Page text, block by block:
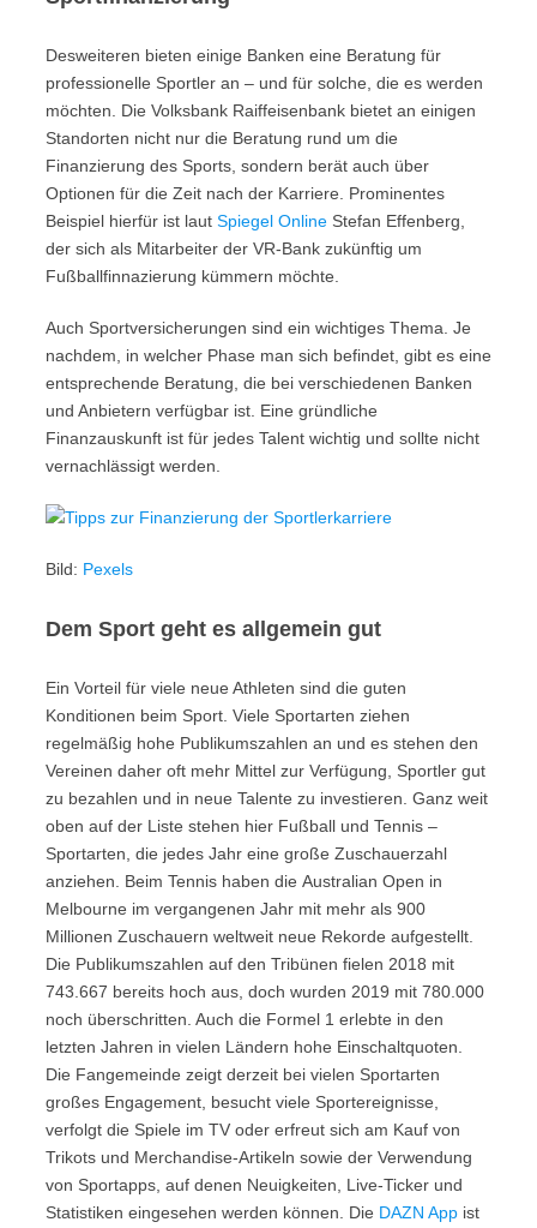
Desweiteren bieten einige Banken eine Beratung für
professionelle Sportler an – und für solche, die es werden
möchten. Die Volksbank Raiffeisenbank bietet an einigen
Standorten nicht nur die Beratung rund um die
Finanzierung des Sports, sondern berät auch über
Optionen für die Zeit nach der Karriere. Prominentes
Beispiel hierfür ist laut Spiegel Online Stefan Effenberg,
der sich als Mitarbeiter der VR-Bank zukünftig um
Fußballfinnazierung kümmern möchte.
Auch Sportversicherungen sind ein wichtiges Thema. Je
nachdem, in welcher Phase man sich befindet, gibt es eine
entsprechende Beratung, die bei verschiedenen Banken
und Anbietern verfügbar ist. Eine gründliche
Finanzauskunft ist für jedes Talent wichtig und sollte nicht
vernachlässigt werden.
Bild: Pexels
Dem Sport geht es allgemein gut
Ein Vorteil für viele neue Athleten sind die guten
Konditionen beim Sport. Viele Sportarten ziehen
regelmäßig hohe Publikumszahlen an und es stehen den
Vereinen daher oft mehr Mittel zur Verfügung, Sportler gut
zu bezahlen und in neue Talente zu investieren. Ganz weit
oben auf der Liste stehen hier Fußball und Tennis –
Sportarten, die jedes Jahr eine große Zuschauerzahl
anziehen. Beim Tennis haben die Australian Open in
Melbourne im vergangenen Jahr mit mehr als 900
Millionen Zuschauern weltweit neue Rekorde aufgestellt.
Die Publikumszahlen auf den Tribünen fielen 2018 mit
743.667 bereits hoch aus, doch wurden 2019 mit 780.000
noch überschritten. Auch die Formel 1 erlebte in den
letzten Jahren in vielen Ländern hohe Einschaltquoten.
Die Fangemeinde zeigt derzeit bei vielen Sportarten
großes Engagement, besucht viele Sportereignisse,
verfolgt die Spiele im TV oder erfreut sich am Kauf von
Trikots und Merchandise-Artikeln sowie der Verwendung
von Sportapps, auf denen Neuigkeiten, Live-Ticker und
Statistiken eingesehen werden können. Die DAZN App ist